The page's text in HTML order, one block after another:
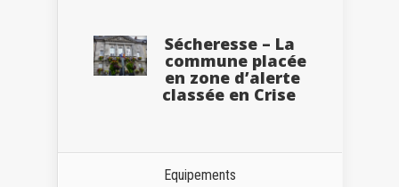
Sécheresse – La
commune placée
en zone d’alerte
classée en Crise
Equipements